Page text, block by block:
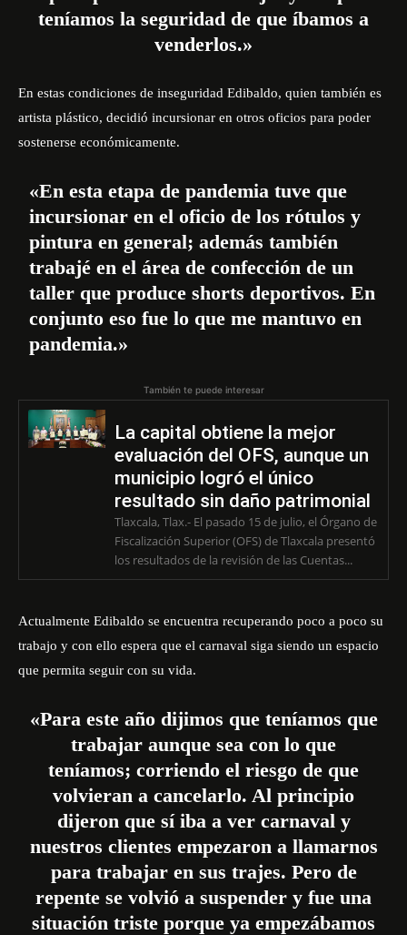
teníamos la seguridad de que íbamos a
venderlos.»
En estas condiciones de inseguridad Edibaldo, quien también es
artista plástico, decidió incursionar en otros oficios para poder
sostenerse económicamente.
«En esta etapa de pandemia tuve que
incursionar en el oficio de los rótulos y
pintura en general; además también
trabajé en el área de confección de un
taller que produce shorts deportivos. En
conjunto eso fue lo que me mantuvo en
pandemia.»
También te puede interesar
La capital obtiene la mejor
evaluación del OFS, aunque un
municipio logró el único
resultado sin daño patrimonial
Tlaxcala, Tlax.- El pasado 15 de julio, el Órgano de
Fiscalización Superior (OFS) de Tlaxcala presentó
los resultados de la revisión de las Cuentas...
Actualmente Edibaldo se encuentra recuperando poco a poco su
trabajo y con ello espera que el carnaval siga siendo un espacio
que permita seguir con su vida.
«Para este año dijimos que teníamos que
trabajar aunque sea con lo que
teníamos; corriendo el riesgo de que
volvieran a cancelarlo. Al principio
dijeron que sí iba a ver carnaval y
nuestros clientes empezaron a llamarnos
para trabajar en sus trajes. Pero de
repente se volvió a suspender y fue una
situación triste porque ya empezábamos